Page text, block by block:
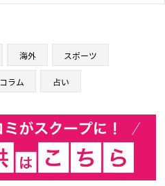
海外 スポーツ
コラム 占い